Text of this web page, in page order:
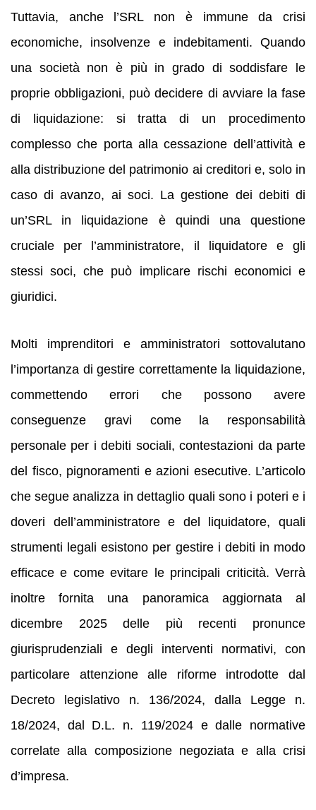
Tuttavia, anche l’SRL non è immune da crisi
economiche, insolvenze e indebitamenti. Quando
una società non è più in grado di soddisfare le
proprie obbligazioni, può decidere di avviare la fase
di liquidazione: si tratta di un procedimento
complesso che porta alla cessazione dell’attività e
alla distribuzione del patrimonio ai creditori e, solo in
caso di avanzo, ai soci. La gestione dei debiti di
un’SRL in liquidazione è quindi una questione
cruciale per l’amministratore, il liquidatore e gli
stessi soci, che può implicare rischi economici e
giuridici.
Molti imprenditori e amministratori sottovalutano
l’importanza di gestire correttamente la liquidazione,
commettendo errori che possono avere
conseguenze gravi come la responsabilità
personale per i debiti sociali, contestazioni da parte
del fisco, pignoramenti e azioni esecutive. L’articolo
che segue analizza in dettaglio quali sono i poteri e i
doveri dell’amministratore e del liquidatore, quali
strumenti legali esistono per gestire i debiti in modo
efficace e come evitare le principali criticità. Verrà
inoltre fornita una panoramica aggiornata al
dicembre 2025 delle più recenti pronunce
giurisprudenziali e degli interventi normativi, con
particolare attenzione alle riforme introdotte dal
Decreto legislativo n. 136/2024, dalla Legge n.
18/2024, dal D.L. n. 119/2024 e dalle normative
correlate alla composizione negoziata e alla crisi
d’impresa.